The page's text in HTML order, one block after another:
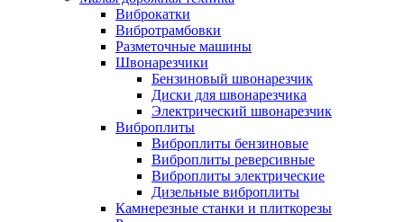
Виброкатки
Вибротрамбовки
Разметочные машины
Швонарезчики
Бензиновый швонарезчик
Диски для швонарезчика
Электрический швонарезчик
Виброплиты
Виброплиты бензиновые
Виброплиты реверсивные
Виброплиты электрические
Дизельные виброплиты
Камнерезные станки и плиткорезы